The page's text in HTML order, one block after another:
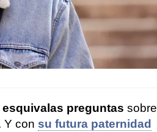
esquivalas preguntas sobre
Y con su futura paternidad